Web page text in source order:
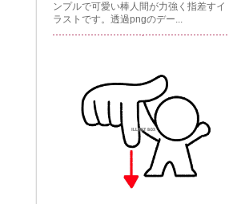
ンプルで可愛い棒人間が力強く指差すイ
ラストです。透過pngのデー...